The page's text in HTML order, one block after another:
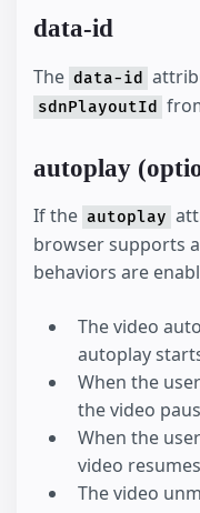
data-id
The data-id
sdnPlayoutId
autoplay
If the autoplay
browser supports
behaviors are
The video
autoplay
When the
the video
When the
video
The video